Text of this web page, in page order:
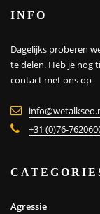
INFO
Dagelijks proberen
te delen. Heb je nog
contact met ons op
+31 (0)76-
Agressie